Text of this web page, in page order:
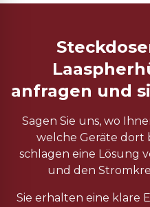
anfragen und
Sagen Sie uns, wo
welche Geräte dort
schlagen eine Lösung
und den
Sie erhalten eine klare